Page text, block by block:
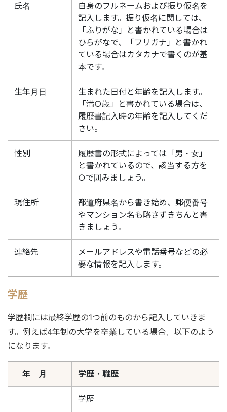
氏名
自身のフルネームおよび振り仮名を
記入します。振り仮名に関しては、
「ふりがな」と書かれている場合は
ひらがなで、「フリガナ」と書かれ
ている場合はカタカナで書くのが基
本です。
生年月日
生まれた日付と年齢を記入します。
「満○歳」と書かれている場合は、
履歴書記入時の年齢を記入してくだ
さい。
性別
履歴書の形式によっては「男・女」
と書かれているので、該当する方を
○で囲みましょう。
現住所
都道府県名から書き始め、郵便番号
やマンション名も略さずきちんと書
きましょう。
連絡先
メールアドレスや電話番号などの必
要な情報を記入します。
学歴
学歴欄には最終学歴の1つ前のものから記入していきま
す。例えば4年制の大学を卒業している場合、以下のよう
になります。
年 月 学歴・職歴
学歴